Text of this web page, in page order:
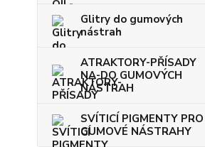
Glitry do gumových
nástrah
ATRAKTORY-PŘÍSADY
NA-DO GUMOVÝCH
NÁSTRAH
SVÍTICÍ PIGMENTY PRO
GUMOVÉ NÁSTRAHY